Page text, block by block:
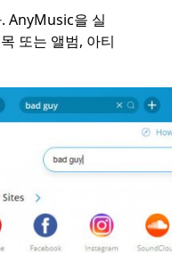
AnyMusic을 실
또는 앨범, 아티